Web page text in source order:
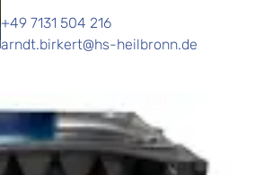
+49 7131 504 216
arndt.birkert@hs-heilbronn.de